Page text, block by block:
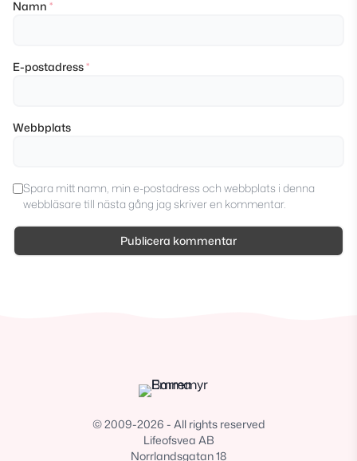
Namn *
E-postadress*
Webbplats
Spara mitt namn, min e-postadress och webbplats i denna
webbläsare till nästa gång jag skriver en kommentar.
© 2009-2026 - All rights reserved
Lifeofsvea AB
Norrlandsgatan 18